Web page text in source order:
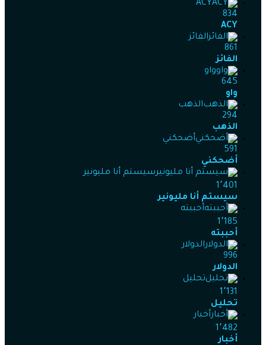
ACY
834
ACY
الفائز
861
الفائز
واو
645
واو
الذهب
294
الذهب
أضحكني
591
أضحكني
سيستم أنا مليونير
1٬401
سيستم أنا مليونير
أحببته
1٬185
أحببته
الدولار
996
الدولار
تحليل
1٬131
تحليل
أخبار
1٬482
أخبار